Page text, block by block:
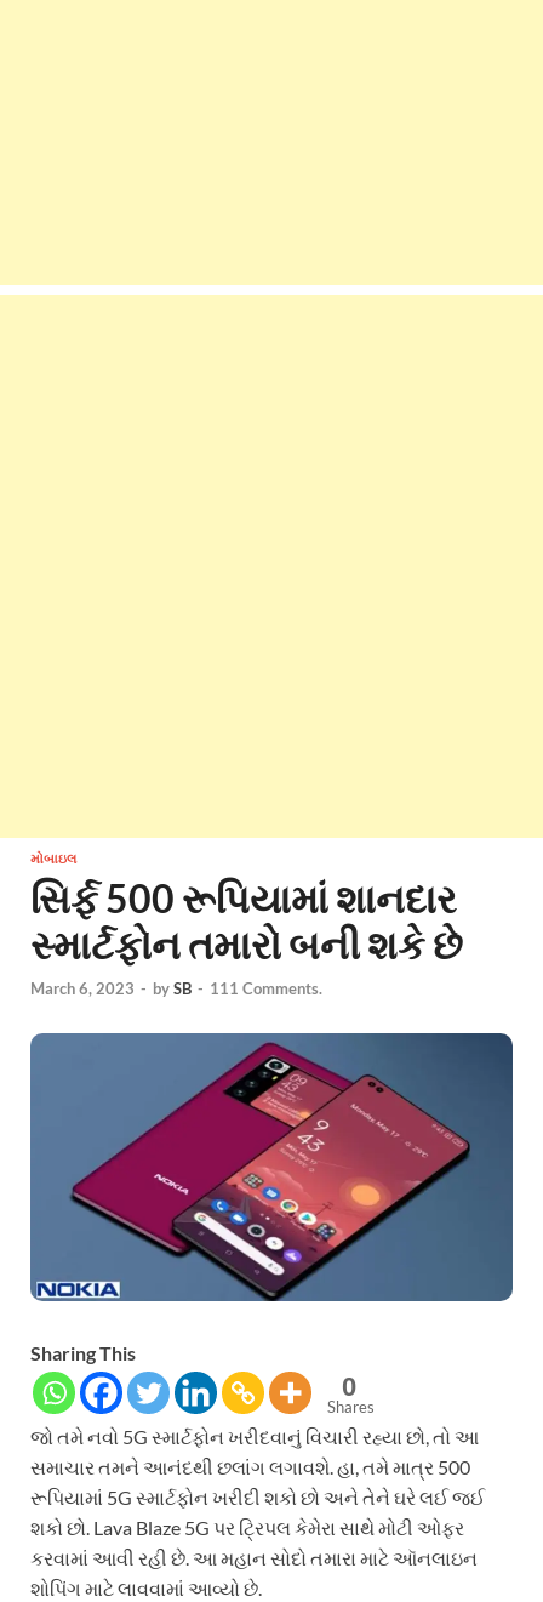
મોબાઇલ
સિર્ફ 500 રૂપિયામાં શાનદાર
સ્માર્ટફોન તમારો બની શકે છે
March 6, 2023 - bySB - 111 Comments.
Sharing This
0
Shares
જો તમે નવો 5G સ્માર્ટફોન ખરીદવાનું વિચારી રહ્યા છો, તો આ
સમાચાર તમને આનંદથી છલાંગ લગાવશે. હા, તમે માત્ર 500
રૂપિયામાં 5G સ્માર્ટફોન ખરીદી શકો છો અને તેને ઘરે લઈ જઈ
શકો છો. Lava Blaze 5G પર ટ્રિપલ કેમેરા સાથે મોટી ઓફર
કરવામાં આવી રહી છે. આ મહાન સોદો તમારા માટે ઑનલાઇન
શોપિંગ માટે લાવવામાં આવ્યો છે.